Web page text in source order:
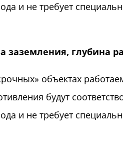
и не требует
заземления, глубина
объектах
будут
и не требует